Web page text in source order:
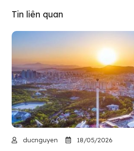
Tin liên quan
ducnguyen 18/05/2026